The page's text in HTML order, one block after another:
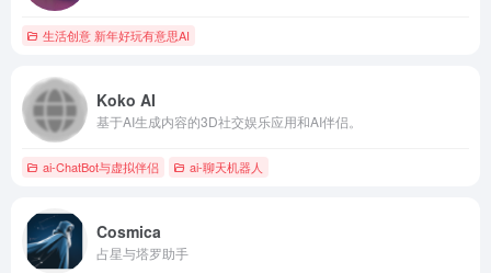
生活创意 新年好玩有意思AI
Koko AI
基于AI生成内容的3D社交娱乐应用和AI伴侣。
ai-ChatBot与虚拟伴侣 ai-聊天机器人
Cosmica
占星与塔罗助手